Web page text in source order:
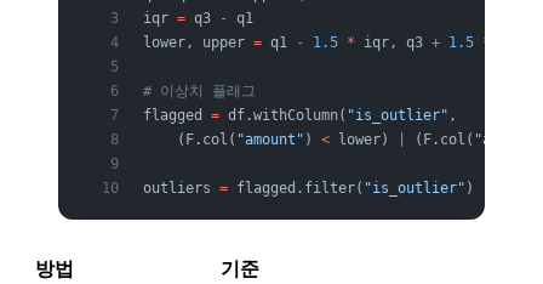
iqr = q3 - q1
lower, upper = q1 - 1.5 * iqr, q3 + 1.5 *
# 이상치 플래그
flagged = df.withColumn( "is_outlier" ,
    (F.col(
"amount" ) < lower) (F.col( "amount"
outliers = flagged.filter( "is_outlier" )
방법
기준